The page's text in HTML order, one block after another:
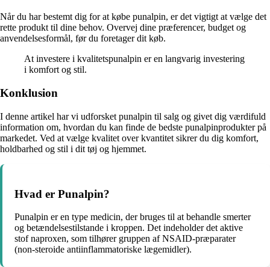
Når du har bestemt dig for at købe punalpin, er det vigtigt at vælge det
rette produkt til dine behov. Overvej dine præferencer, budget og
anvendelsesformål, før du foretager dit køb.
At investere i kvalitetspunalpin er en langvarig investering
i komfort og stil.
Konklusion
I denne artikel har vi udforsket punalpin til salg og givet dig værdifuld
information om, hvordan du kan finde de bedste punalpinprodukter på
markedet. Ved at vælge kvalitet over kvantitet sikrer du dig komfort,
holdbarhed og stil i dit tøj og hjemmet.
Hvad er Punalpin?
Punalpin er en type medicin, der bruges til at behandle smerter
og betændelsestilstande i kroppen. Det indeholder det aktive
stof naproxen, som tilhører gruppen af NSAID-præparater
(non-steroide antiinflammatoriske lægemidler).